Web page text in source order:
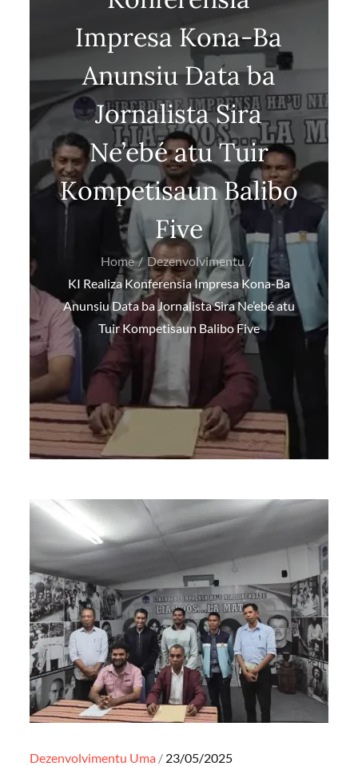
Impresa Kona-Ba
Anunsiu Data ba
Jornalista Sira
Ne’ebé atu Tuir
Kompetisaun Balibo
Five
Home
Dezenvolvimentu
KI Realiza Konferensia Impresa Kona-Ba
Anunsiu Data ba Jornalista Sira Ne’ebé atu
Tuir Kompetisaun Balibo Five
Dezenvolvimentu Uma Posted
23/05/2025